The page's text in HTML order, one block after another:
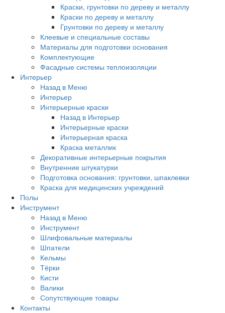
Краски, грунтовки по дереву и металлу
Краски по дереву и металлу
Грунтовки по дереву и металлу
Клеевые и специальные составы
Материалы для подготовки основания
Комплектующие
Фасадные системы теплоизоляции
Интерьер
Назад в Меню
Интерьер
Интерьерные краски
Назад в Интерьер
Интерьерные краски
Интерьерная краска
Краска металлик
Декоративные интерьерные покрытия
Внутренние штукатурки
Подготовка основания: грунтовки, шпаклевки
Краска для медицинских учреждений
Полы
Инструмент
Назад в Меню
Инструмент
Шлифовальные материалы
Шпатели
Кельмы
Тёрки
Кисти
Валики
Сопутствующие товары
Контакты